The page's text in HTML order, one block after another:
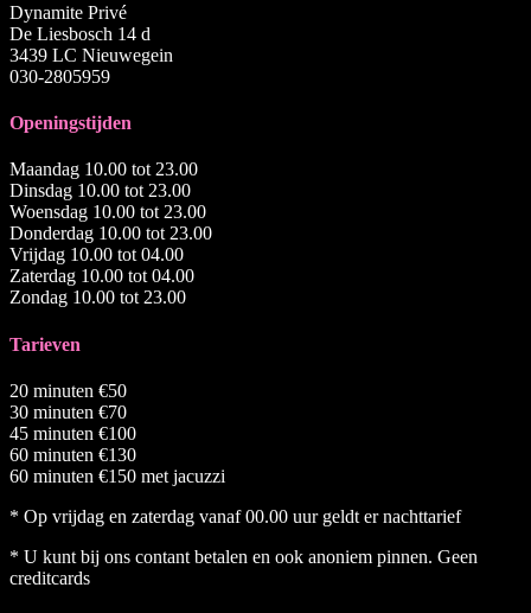
Dynamite Privé
De Liesbosch 14 d
3439 LC Nieuwegein
030-2805959
Openingstijden
Maandag 10.00 tot 23.00
Dinsdag 10.00 tot 23.00
Woensdag 10.00 tot 23.00
Donderdag 10.00 tot 23.00
Vrijdag 10.00 tot 04.00
Zaterdag 10.00 tot 04.00
Zondag 10.00 tot 23.00
Tarieven
20 minuten €50
30 minuten €70
45 minuten €100
60 minuten €130
60 minuten €150 met jacuzzi
* Op vrijdag en zaterdag vanaf 00.00 uur geldt er nachttarief
* U kunt bij ons contant betalen en ook anoniem pinnen. Geen
creditcards